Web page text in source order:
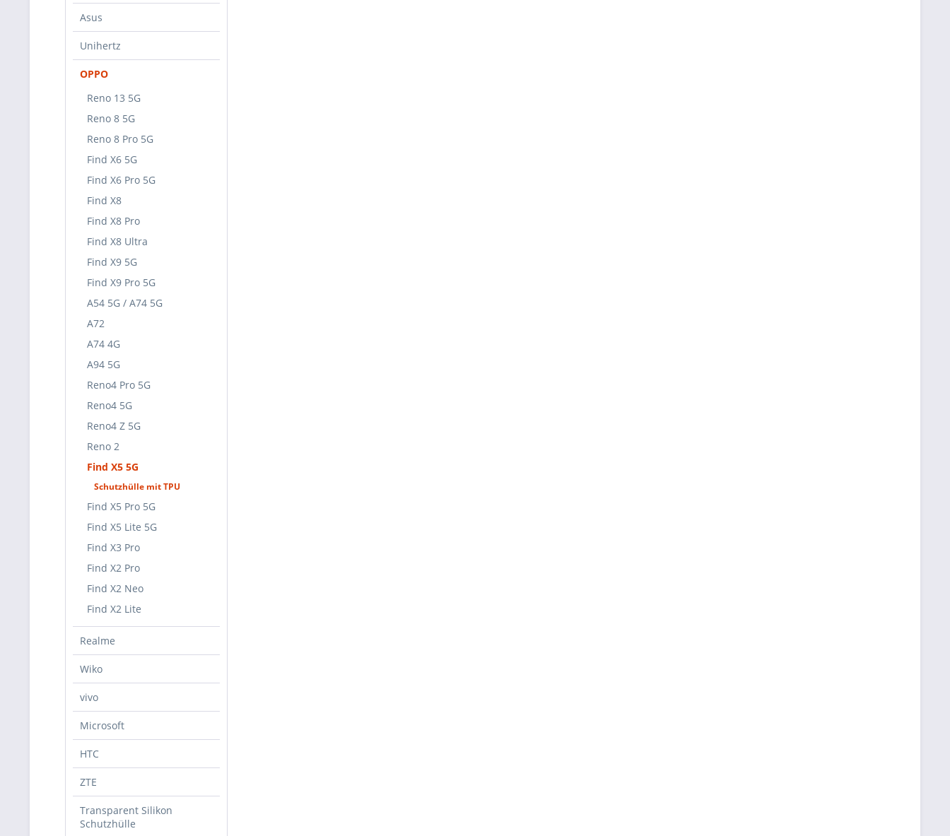
Asus
Unihertz
OPPO
Reno 13 5G
Reno 8 5G
Reno 8 Pro 5G
Find X6 5G
Find X6 Pro 5G
Find X8
Find X8 Pro
Find X8 Ultra
Find X9 5G
Find X9 Pro 5G
A54 5G / A74 5G
A72
A74 4G
A94 5G
Reno4 Pro 5G
Reno4 5G
Reno4 Z 5G
Reno 2
Find X5 5G
Schutzhülle mit TPU
Find X5 Pro 5G
Find X5 Lite 5G
Find X3 Pro
Find X2 Pro
Find X2 Neo
Find X2 Lite
Realme
Wiko
vivo
Microsoft
HTC
ZTE
Transparent Silikon
Schutzhülle